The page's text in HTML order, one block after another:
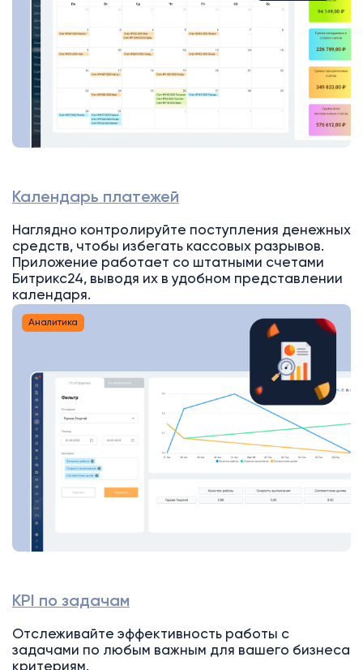
Календарь платежей
Наглядно контролируйте поступления денежных
средств, чтобы избегать кассовых разрывов.
Приложение работает со штатными счетами
Битрикс24, выводя их в удобном представлении
календаря.
Аналитика
KPI по задачам
Отслеживайте эффективность работы с
задачами по любым важным для вашего бизнеса
критериям.